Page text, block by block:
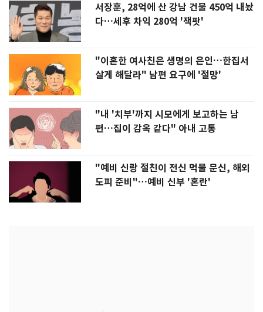
서장훈, 28억에 산 강남 건물 450억 내놨
다…세후 차익 280억 '잭팟'
"이혼한 여사친은 생명의 은인…한집서
살게 해달라" 남편 요구에 '절망'
"내 '치부'까지 시모에게 보고하는 남
편…집이 감옥 같다" 아내 고통
"예비 신랑 절친이 전신 먹물 문신, 해외
도피 준비"…예비 신부 '혼란'